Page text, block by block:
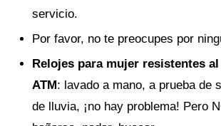
servicio.
Por favor, no te preocupes por
Relojes para mujer resistentes al
ATM: lavado a mano, a prueba de
de lluvia, ¡no hay problema! Pero